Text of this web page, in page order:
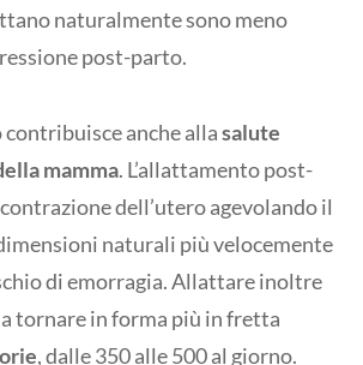
naturalmente sono meno
post-parto.
anche allasalute
mamma. L’allattamento post-
dell’utero agevolando il
naturali più velocemente
di emorragia. Allattare inoltre
tornare in forma più in fretta
, dalle 350 alle 500 al giorno.